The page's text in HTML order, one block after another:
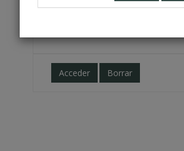
Acceder Borrar